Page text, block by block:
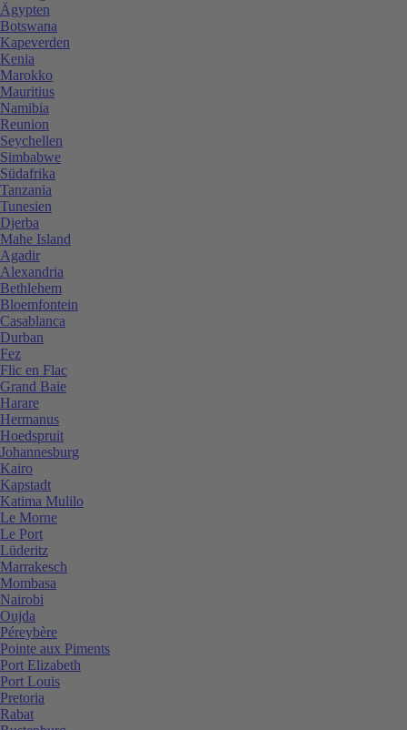
Ägypten
Botswana
Kapeverden
Kenia
Marokko
Mauritius
Namibia
Reunion
Seychellen
Simbabwe
Südafrika
Tanzania
Tunesien
Djerba
Mahe Island
Agadir
Alexandria
Bethlehem
Bloemfontein
Casablanca
Durban
Fez
Flic en Flac
Grand Baie
Harare
Hermanus
Hoedspruit
Johannesburg
Kairo
Kapstadt
Katima Mulilo
Le Morne
Le Port
Lüderitz
Marrakesch
Mombasa
Nairobi
Oujda
Péreybère
Pointe aux Piments
Port Elizabeth
Port Louis
Pretoria
Rabat